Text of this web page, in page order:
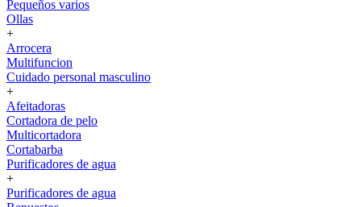
Pequeños varios
Ollas
+
Arrocera
Multifuncion
Cuidado personal masculino
+
Afeitadoras
Cortadora de pelo
Multicortadora
Cortabarba
Purificadores de agua
+
Purificadores de agua